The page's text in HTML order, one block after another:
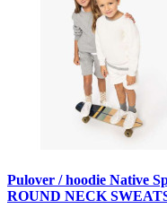
Pulover / hoodie Native
ROUND NECK